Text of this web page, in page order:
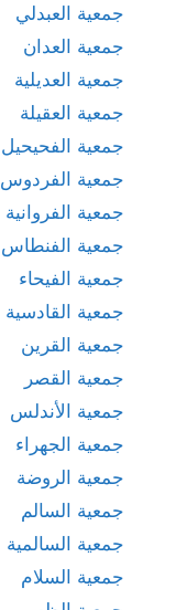
جمعية العبدلي
جمعية العدان
جمعية العديلية
جمعية العقيلة
جمعية الفحيحيل
جمعية الفردوس
جمعية الفروانية
جمعية الفنطاس
جمعية الفيحاء
جمعية القادسية
جمعية القرين
جمعية القصر
جمعية الأندلس
جمعية الجهراء
جمعية الروضة
جمعية السالم
جمعية السالمية
جمعية السلام